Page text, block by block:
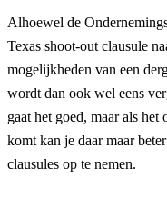
Alhoewel de
Texas shoot-out clausule
mogelijkheden van een
wordt dan ook wel eens
gaat het goed, maar als het
komt kan je daar maar
clausules op te nemen.